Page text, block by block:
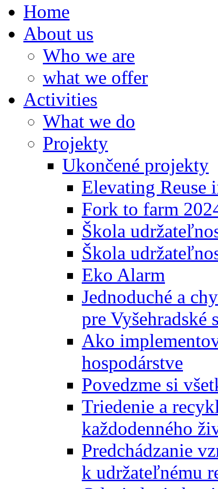
Home
About us
Who we are
what we offer
Activities
What we do
Projekty
Ukončené projekty
Elevating Reuse
Fork to farm
Škola
Škola
Eko Alarm
Jednoduché a
pre Vyšehradské
Ako
hospodárstve
Povedzme si
Triedenie a
každodenného
Predchádzanie
k udržateľnému